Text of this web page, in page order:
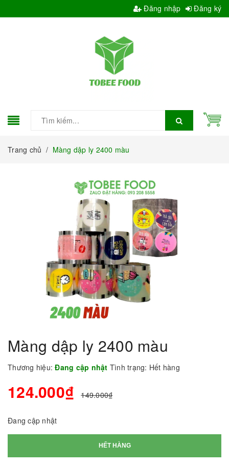
Đăng nhập Đăng ký
Trang chủ / Màng dập ly 2400 màu
Màng dập ly 2400 màu
Thương hiệu: Đang cập nhật Tình trạng: Hết hàng
124.000₫ 149.000₫
Đang cập nhật
HẾT HÀNG